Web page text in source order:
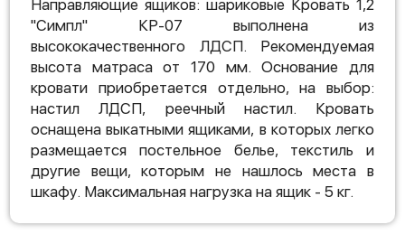
Направляющие ящиков: шариковые Кровать 1,2
"Симпл" КР-07 выполнена из
высококачественного ЛДСП. Рекомендуемая
высота матраса от 170 мм. Основание для
кровати приобретается отдельно, на выбор:
настил ЛДСП, реечный настил. Кровать
оснащена выкатными ящиками, в которых легко
размещается постельное белье, текстиль и
другие вещи, которым не нашлось места в
шкафу. Максимальная нагрузка на ящик - 5 кг.